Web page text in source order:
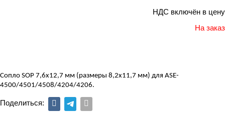
НДС включён в цену
На заказ
Сопло SOP 7,6x12,7 мм (размеры 8,2х11,7 мм) для ASE-
4500/4501/4508/4204/4206.
Поделиться: